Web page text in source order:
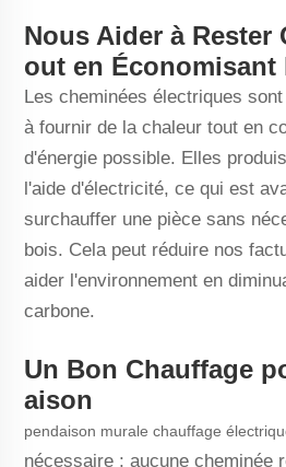
Nous Aider à Rester
out en Économisant
Les cheminées électriques
à fournir de la chaleur tout en
d'énergie possible. Elles
l'aide d'électricité, ce qui est
surchauffer une pièce sans
bois. Cela peut réduire nos
aider l'environnement en
carbone.
Un Bon Chauffage
aison
pendaison murale chauffage
nécessaire ; aucune cheminée